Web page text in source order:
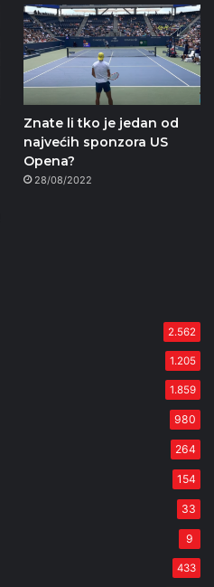
Znate li tko je jedan od
najvećih sponzora US
Opena?
28/08/2022
2.562
1.205
1.859
980
264
154
33
9
433